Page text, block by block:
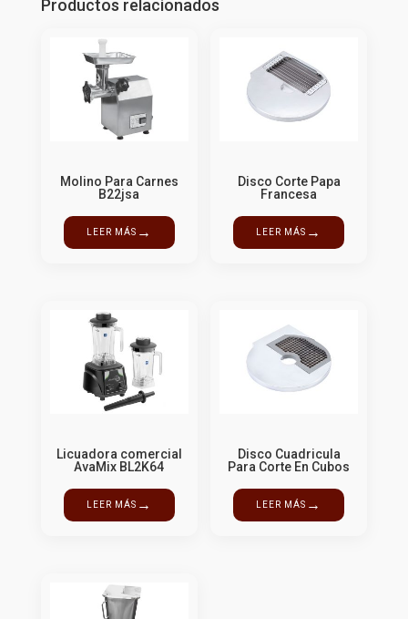
Productos relacionados
Molino Para Carnes
B22jsa
LEER MÁS →
Disco Corte Papa
Francesa
LEER MÁS →
Licuadora comercial
AvaMix BL2K64
LEER MÁS →
Disco Cuadricula
Para Corte En Cubos
LEER MÁS →